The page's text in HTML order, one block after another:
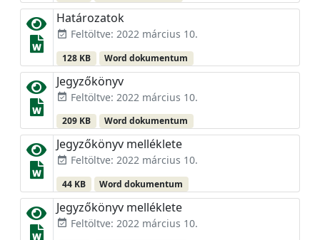
Határozatok
event_available Feltöltve: 2022 március 10.
128 KB Word dokumentum
Jegyzőkönyv
event_available Feltöltve: 2022 március 10.
209 KB Word dokumentum
Jegyzőkönyv melléklete
event_available Feltöltve: 2022 március 10.
44 KB Word dokumentum
Jegyzőkönyv melléklete
event_available Feltöltve: 2022 március 10.